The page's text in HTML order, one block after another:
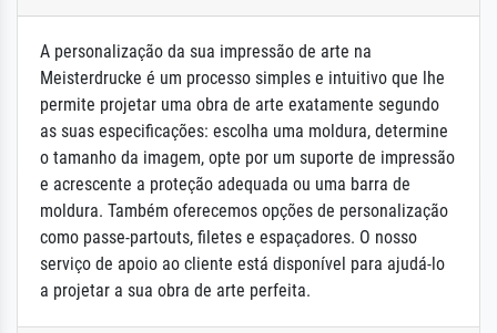
A personalização da sua impressão de arte na
Meisterdrucke é um processo simples e intuitivo que lhe
permite projetar uma obra de arte exatamente segundo
as suas especificações: escolha uma moldura, determine
o tamanho da imagem, opte por um suporte de impressão
e acrescente a proteção adequada ou uma barra de
moldura. Também oferecemos opções de personalização
como passe-partouts, filetes e espaçadores. O nosso
serviço de apoio ao cliente está disponível para ajudá-lo
a projetar a sua obra de arte perfeita.